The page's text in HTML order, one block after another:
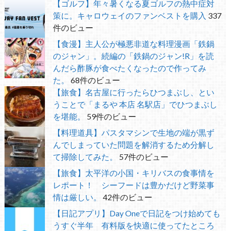
【ゴルフ】年々暑くなる夏ゴルフの熱中症対
策に。キャロウェイのファンベストを購入 337
件のビュー
【食漫】主人公が極悪非道な料理漫画「鉄鍋
のジャン」。続編の「鉄鍋のジャン!R」を読
んだら酢豚が食べたくなったので作ってみ
た。
68件のビュー
【旅食】名古屋に行ったらひつまぶし、とい
うことで「まるや 本店 名駅店」でひつまぶし
を堪能。
59件のビュー
【料理道具】パスタマシンで生地の端が黒ず
んでしまっていた問題を解消するため分解し
て掃除してみた。
57件のビュー
【旅食】太平洋の小国・キリバスの食事情を
レポート！ シーフードは豊かだけど野菜事
情は厳しい。
42件のビュー
【日記アプリ】Day Oneで日記をつけ始めても
うすぐ半年 有料版を快適に使ってたところ